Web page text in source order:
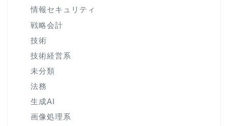
情報セキュリティ
戦略会計
技術
技術経営系
未分類
法務
生成AI
画像処理系